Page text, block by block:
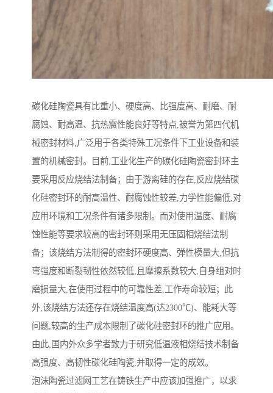
碳化硅陶瓷具有比重小、硬度高、比强度高、耐磨、耐
腐蚀、耐高温、抗热震性能良好等特点,被誉为第四代机
械密封材料,广泛用于各类特殊工况条件下工业设备和装
置的机械密封。目前,工业化生产的碳化硅陶瓷密封环主
要采用反应烧结法制备；由于游离硅的存在,反应烧结碳
化硅密封环的耐高温性、耐腐蚀性较差,力学性能偏低,对
应用环境和工况条件有诸多限制。而对使用温度、耐腐
蚀性能等要求较高的密封环则采用无压固相烧结法制
备；该烧结方法制得的密封环硬度高、弹性模量大,但抗
弯强度和断裂韧性依然较低,且摩擦系数较大,自身组对时
磨损量大,在使用过程中的可靠性差,工作寿命较短；此
外,该烧结方法还存在烧结温度高(达2300℃)、能耗大等
问题,较高的生产成本限制了碳化硅密封环的推广应用。
由此,国内外众多学者致力于研究低温液相烧结技术制备
高强度、高韧性碳化硅陶瓷,并取得一定的成效。
泡沫陶瓷过滤网工艺在铸铁生产中应该加强推广，以求